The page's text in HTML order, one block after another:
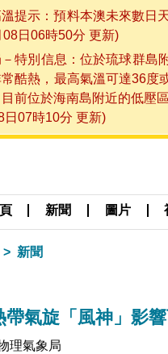
提示：預料本澳未來數日
08日06時50分 更新)
特別信息：位於琉球群島
酷熱，最高氣溫可達36度
目前位於海南島附近的低壓
日07時10分 更新)
新聞 圖片
新聞
帶氣旋「風神」影
理氣象局